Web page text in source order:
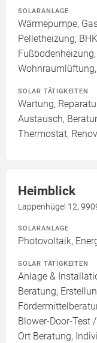
SOLARANLAGE
Wärmepumpe,
Pelletheizung,
SOLAR TÄTIGKEITEN
Wartung,
Austausch,
Thermostat,
Heimblick
Lappenhügel 12,
SOLARANLAGE
Photovoltaik,
SOLAR TÄTIGKEITEN
Anlage &
Beratung,
Blower-Door-Test
Ort Beratung,